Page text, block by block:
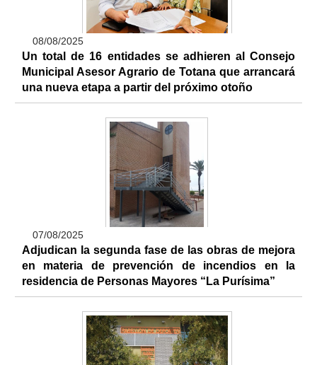
08/08/2025
Un total de 16 entidades se adhieren al Consejo
Municipal Asesor Agrario de Totana que arrancará
una nueva etapa a partir del próximo otoño
07/08/2025
Adjudican la segunda fase de las obras de mejora
en materia de prevención de incendios en la
residencia de Personas Mayores “La Purísima”